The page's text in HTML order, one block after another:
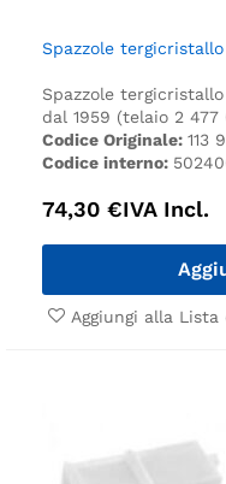
Spazzole
Spazzole
dal 1959 (telaio 2 477
Codice Originale: 113
Codice interno:
74,30 €IVA Incl.
Aggiungi alla Lista